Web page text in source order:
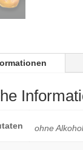
ohne